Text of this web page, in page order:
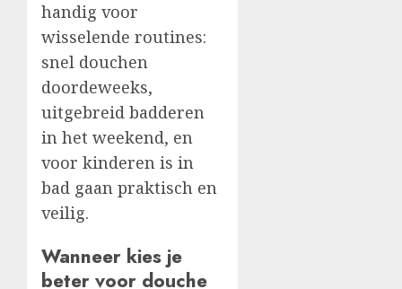
handig voor
wisselende routines:
snel douchen
doordeweeks,
uitgebreid badderen
in het weekend, en
voor kinderen is in
bad gaan praktisch en
veilig.
Wanneer kies je
beter voor douche